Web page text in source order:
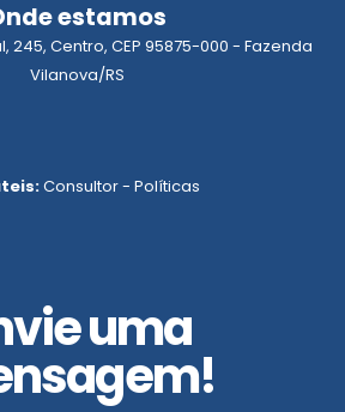
estamos
245, Centro, CEP 95875-000 - Fazenda
Vilanova/RS
Consultor- Políticas
uma